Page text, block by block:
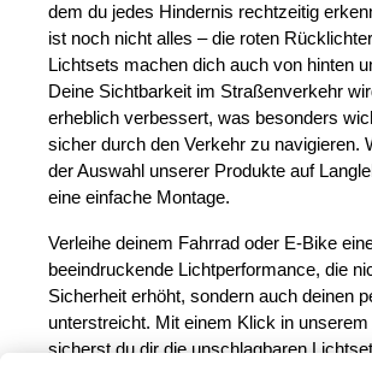
dem du jedes Hindernis rechtzeitig
ist noch nicht alles – die roten
Lichtsets machen dich auch von hinten
Deine Sichtbarkeit im Straßenverkehr
erheblich verbessert, was besonders
sicher durch den Verkehr zu navigieren.
der Auswahl unserer Produkte auf
eine einfache Montage.
Verleihe deinem Fahrrad oder E-Bike
beeindruckende Lichtperformance, die
Sicherheit erhöht, sondern auch deinen
unterstreicht. Mit einem Klick in
sicherst du dir die unschlagbaren